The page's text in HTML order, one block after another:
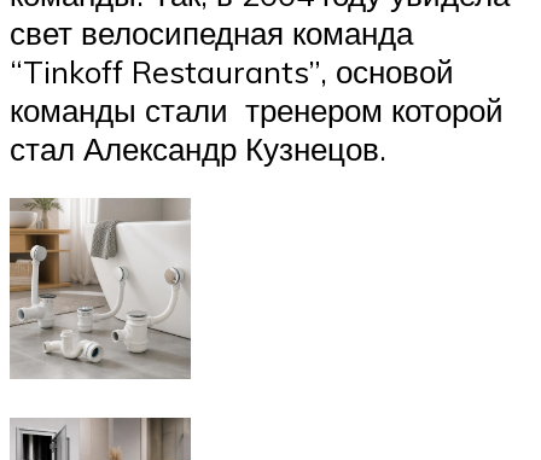
свет велосипедная команда
“Tinkoff Restaurants”, основой
команды стали тренером которой
стал Александр Кузнецов.